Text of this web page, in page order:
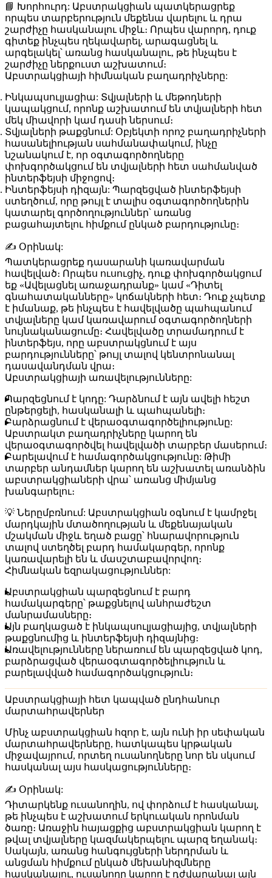
📘 Խորհուրդ: Աբստրակցիան պատկերացրեք
որպես տարբերություն մեքենա վարելու և դրա
շարժիչը հասկանալու միջև։ Որպես վարորդ, դուք
գիտեք ինչպես ղեկավարել, արագացնել և
արգելակել՝ առանց հասկանալու, թե ինչպես է
շարժիչը ներքուստ աշխատում։
Աբստրակցիայի հիմնական բաղադրիչները:
Ինկապսուլյացիա: Տվյալների և մեթոդների
կապակցում, որոնք աշխատում են տվյալների հետ
մեկ միավորի կամ դասի ներսում։
Տվյալների թաքցնում: Օբյեկտի որոշ բաղադրիչների
հասանելիության սահմանափակում, ինչը
նշանակում է, որ օգտագործողները
փոխգործակցում են տվյալների հետ սահմանված
ինտերֆեյսի միջոցով։
Ինտերֆեյսի դիզայն: Պարզեցված ինտերֆեյսի
ստեղծում, որը թույլ է տալիս օգտագործողներին
կատարել գործողություններ՝ առանց
բացահայտելու հիմքում ընկած բարդությունը։
✍️ Օրինակ:
Պատկերացրեք դասարանի կառավարման
հավելված։ Որպես ուսուցիչ, դուք փոխգործակցում
եք «Ավելացնել առաջադրանք» կամ «Դիտել
գնահատականները» կոճակների հետ։ Դուք չպետք
է իմանաք, թե ինչպես է հավելվածը պահպանում
տվյալները կամ կառավարում օգտագործողների
նույնականացումը։ Հավելվածը տրամադրում է
ինտերֆեյս, որը աբստրակցնում է այս
բարդությունները՝ թույլ տալով կենտրոնանալ
դասավանդման վրա։
Աբստրակցիայի առավելությունները:
Պարզեցնում է կոդը: Դարձնում է այն ավելի հեշտ
ընթերցելի, հասկանալի և պահպանելի։
Բարձրացնում է վերաօգտագործելիությունը:
Աբստրակտ բաղադրիչները կարող են
վերաօգտագործվել հավելվածի տարբեր մասերում։
Բարելավում է համագործակցությունը: Թիմի
տարբեր անդամներ կարող են աշխատել առանձին
աբստրակցիաների վրա՝ առանց միմյանց
խանգարելու։
💡 Ներըմբռնում: Աբստրակցիան օգնում է կամրջել
մարդկային մտածողության և մեքենայական
մշակման միջև եղած բացը՝ հնարավորություն
տալով ստեղծել բարդ համակարգեր, որոնք
կառավարելի են և մասշտաբավորվող։
Հիմնական եզրակացություններ:
Աբստրակցիան պարզեցնում է բարդ
համակարգերը՝ թաքցնելով անհրաժեշտ
մանրամասները։
Այն բաղկացած է ինկապսուլյացիայից, տվյալների
թաքցնումից և ինտերֆեյսի դիզայնից։
Առավելությունները ներառում են պարզեցված կոդ,
բարձրացված վերաօգտագործելիություն և
բարելավված համագործակցություն։
Աբստրակցիայի հետ կապված ընդհանուր
մարտահրավերներ
Մինչ աբստրակցիան հզոր է, այն ունի իր սեփական
մարտահրավերները, հատկապես կրթական
միջավայրում, որտեղ ուսանողները նոր են սկսում
հասկանալ այս հասկացությունները։
✍️ Օրինակ:
Դիտարկենք ուսանողին, ով փորձում է հասկանալ,
թե ինչպես է աշխատում երկուական որոնման
ծառը։ Առաջին հայացքից աբստրակցիան կարող է
թվալ տվյալները կազմակերպելու պարզ եղանակ։
Սակայն, առանց հանգույցների ներդրման և
անցման հիմքում ընկած մեխանիզմները
հասկանալու, ուսանողը կարող է դժվարանալ այն